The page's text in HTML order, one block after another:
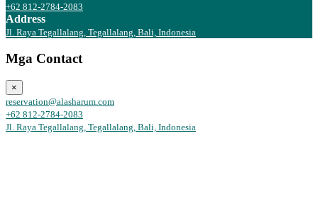
+62 812-2784-2083
Address
Jl. Raya Tegallalang, Tegallalang, Bali, Indonesia
Mga Contact
×
reservation@alasharum.com
+62 812-2784-2083
Jl. Raya Tegallalang, Tegallalang, Bali, Indonesia